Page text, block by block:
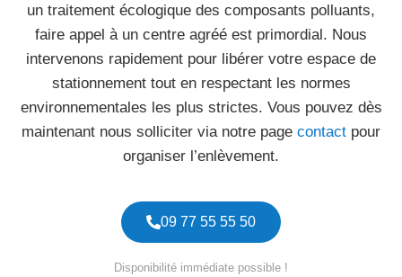
un traitement écologique des composants polluants,
faire appel à un centre agréé est primordial. Nous
intervenons rapidement pour libérer votre espace de
stationnement tout en respectant les normes
environnementales les plus strictes. Vous pouvez dès
maintenant nous solliciter via notre page contact pour
organiser l’enlèvement.
09 77 55 55 50
Disponibilité immédiate possible !